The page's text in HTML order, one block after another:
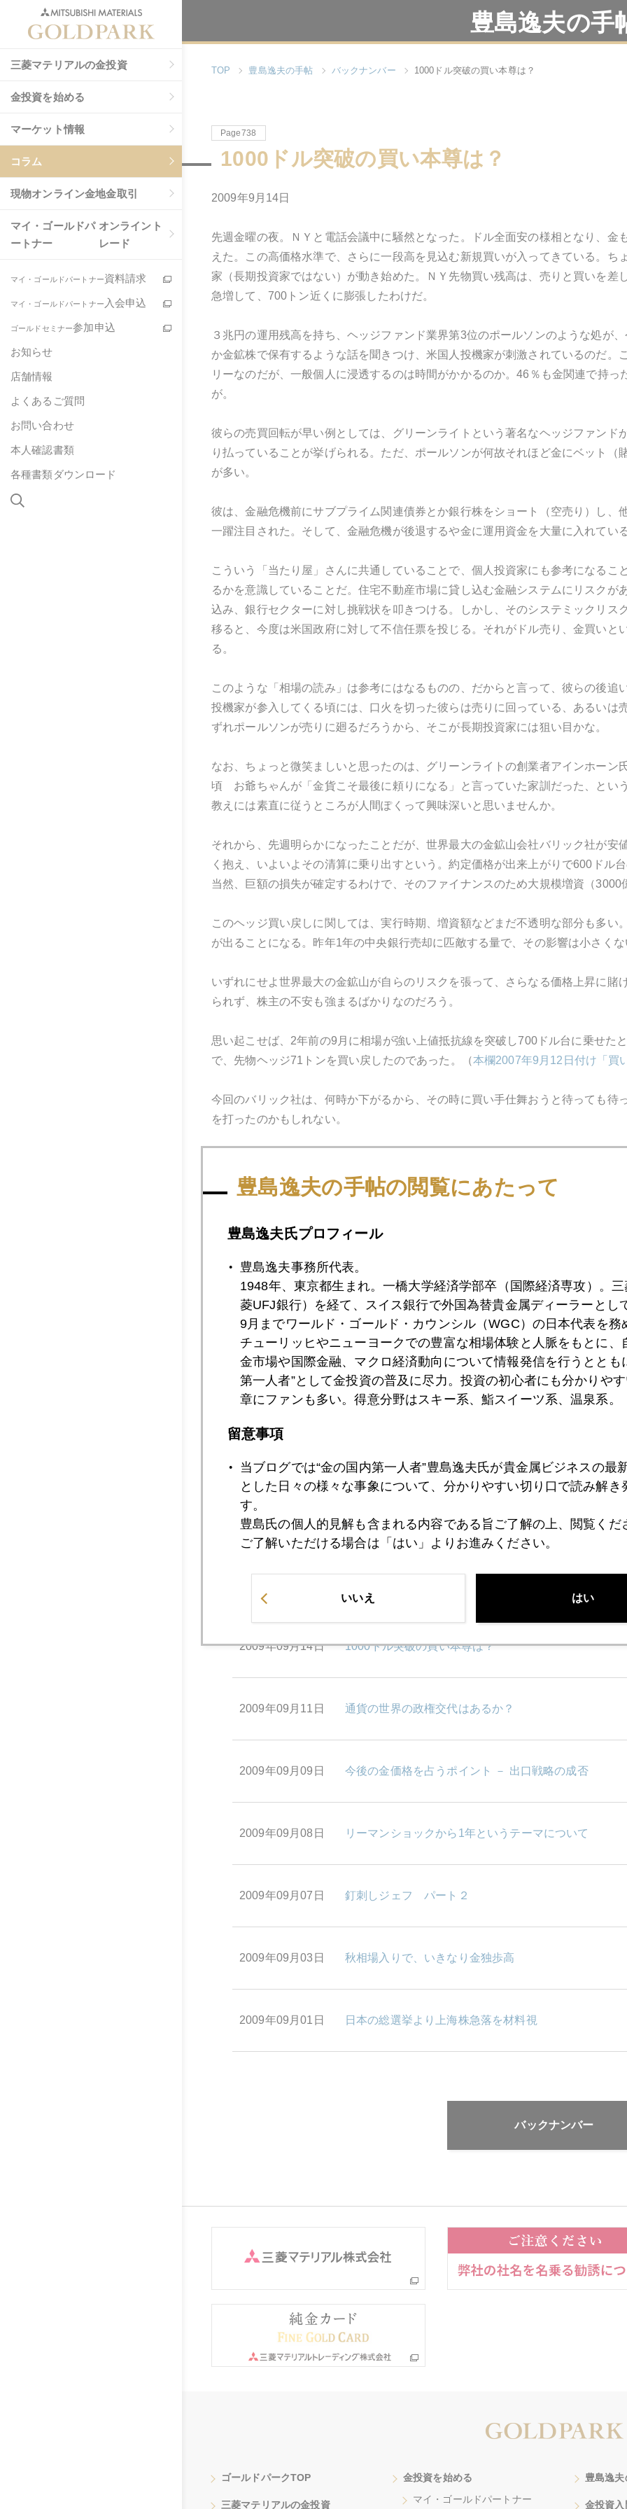
三菱マテリアルの金投資
金投資を始める
マーケット情報
コラム
現物オンライン金地金取引
マイ・ゴールドパ
ートナー
オンライント
レード
マイ・ゴールドパートナー資料請求
マイ・ゴールドパートナー 入会申込
ゴールドセミナー参加申込
お知らせ
店舗情報
よくあるご質問
お問い合わせ
本人確認書類
各種書類ダウンロード
豊島逸夫の手
TOP 豊島逸夫の手帖 バックナンバー 1000ドル突破の買い本尊は？
Page738
1000ドル突破の買い本尊は？
2009年9月14日
先週金曜の夜。ＮＹと電話会議中に騒然となった。ドル全面安の様相となり、
えた。この高価格水準で、さらに一段高を見込む新規買いが入ってきている。
家（長期投資家ではない）が動き始めた。ＮＹ先物買い残高は、売りと買いを
急増して、700トン近くに膨張したわけだ。
３兆円の運用残高を持ち、ヘッジファンド業界第3位のポールソンのような処が
か金鉱株で保有するような話を聞きつけ、米国人投機家が刺激されているのだ
リーなのだが、一般個人に浸透するのは時間がかかるのか。46％も金関連で持
が。
彼らの売買回転が早い例としては、グリーンライトという著名なヘッジファンド
り払っていることが挙げられる。ただ、ポールソンが何故それほど金にベット
が多い。
彼は、金融危機前にサブプライム関連債券とか銀行株をショート（空売り）し、
一躍注目された。そして、金融危機が後退するや金に運用資金を大量に入れてい
こういう「当たり屋」さんに共通していることで、個人投資家にも参考になる
るかを意識していることだ。住宅不動産市場に貸し込む金融システムにリスク
込み、銀行セクターに対し挑戦状を叩きつける。しかし、そのシステミックリス
移ると、今度は米国政府に対して不信任票を投じる。それがドル売り、金買いと
る。
このような「相場の読み」は参考にはなるものの、だからと言って、彼らの後
投機家が参入してくる頃には、口火を切った彼らは売りに回っている、あるいは
ずれポールソンが売りに廻るだろうから、そこが長期投資家には狙い目かな。
なお、ちょっと微笑ましいと思ったのは、グリーンライトの創業者アインホーン
頃 お爺ちゃんが「金貨こそ最後に頼りになる」と言っていた家訓だった、とい
教えには素直に従うところが人間ぽくって興味深いと思いませんか。
それから、先週明らかになったことだが、世界最大の金鉱山会社バリック社が
く抱え、いよいよその清算に乗り出すという。約定価格が出来上がりで600ドル
当然、巨額の損失が確定するわけで、そのファイナンスのため大規模増資（
このヘッジ買い戻しに関しては、実行時期、増資額などまだ不透明な部分も多
が出ることになる。昨年1年の中央銀行売却に匹敵する量で、その影響は小さく
いずれにせよ世界最大の金鉱山が自らのリスクを張って、さらなる価格上昇に
られず、株主の不安も強まるばかりなのだろう。
思い起こせば、2年前の9月に相場が強い上値抵抗線を突破し700ドル台に乗せた
で、先物ヘッジ71トンを買い戻したのであった。（本欄2007年9月12日付け「
今回のバリック社は、何時か下がるから、その時に買い手仕舞おうと待っても
を打ったのかもしれない。
2009年09月29日 おそ松くんが金相場について語ったら？
円独歩高 ― 財務相の決意を試すヘッジファンド
2009年09月25日 劇場のシンドローム
2009年09月18日 今なぜ金が上がっているのか（初心者向け）
2009年09月16日 金価格史上最高値更新はあるか
2009年09月14日 1000ドル突破の買い本尊は？
2009年09月11日 通貨の世界の政権交代はあるか？
2009年09月09日 今後の金価格を占うポイント － 出口戦略の成否
2009年09月08日 リーマンショックから1年というテーマについて
2009年09月07日 釘刺しジェフ パート２
2009年09月03日 秋相場入りで、いきなり金独歩高
2009年09月01日 日本の総選挙より上海株急落を材料視
バックナンバー
ゴールドパークTOP
三菱マテリアルの金投資
金投資を始める
マイ・ゴールドパートナー
豊島逸
金投資入
豊島逸夫の手帖の閲覧にあたって
豊島逸夫氏プロフィール
豊島逸夫事務所代表。
1948年、東京都生まれ。一橋大学経済学部卒（国際経済専攻）。
菱UFJ銀行）を経て、スイス銀行で外国為替貴金属ディーラーとし
9月までワールド・ゴールド・カウンシル（WGC）の日本代表を務
チューリッヒやニューヨークでの豊富な相場体験と人脈をもとに、
金市場や国際金融、マクロ経済動向について情報発信を行うととも
第一人者”として金投資の普及に尽力。投資の初心者にも分かりや
章にファンも多い。得意分野はスキー系、鮨スイーツ系、温泉系。
留意事項
当ブログでは“金の国内第一人者”豊島逸夫氏が貴金属ビジネスの最
とした日々の様々な事象について、分かりやすい切り口で読み解き
す。
豊島氏の個人的見解も含まれる内容である旨ご了解の上、閲覧くだ
ご了解いただける場合は「はい」よりお進みください。
いいえ はい